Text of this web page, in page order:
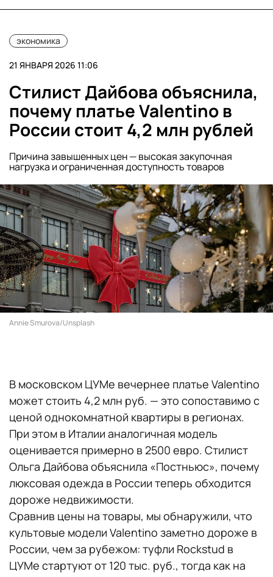
экономика
21 ЯНВАРЯ 2026 11:06
Стилист Дайбова объяснила,
почему платье Valentino в
России стоит 4,2 млн рублей
Причина завышенных цен — высокая закупочная
нагрузка и ограниченная доступность товаров
Annie Smurova/Unsplash
В московском ЦУМе вечернее платье Valentino
может стоить 4,2 млн руб. — это сопоставимо с
ценой однокомнатной квартиры в регионах.
При этом в Италии аналогичная модель
оценивается примерно в 2500 евро. Стилист
Ольга Дайбова объяснила «Постньюс», почему
люксовая одежда в России теперь обходится
дороже недвижимости.
Сравнив цены на товары, мы обнаружили, что
культовые модели Valentino заметно дороже в
России, чем за рубежом: туфли Rockstud в
ЦУМе стартуют от 120 тыс. руб., тогда как на